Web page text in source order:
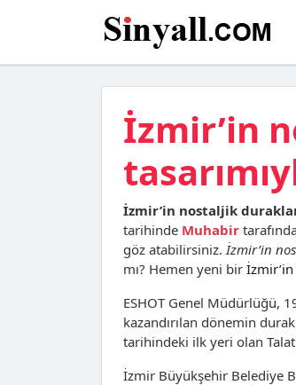
İzmir’in
İzmir’in nostaljik
tarihinde Muhabir
göz atabilirsiniz.İzmir’in
mı? Hemen yeni bir
ESHOT Genel Müdürlüğü,
kazandırılan dönemin
tarihindeki ilk yeri olan
İzmir Büyükşehir Belediye